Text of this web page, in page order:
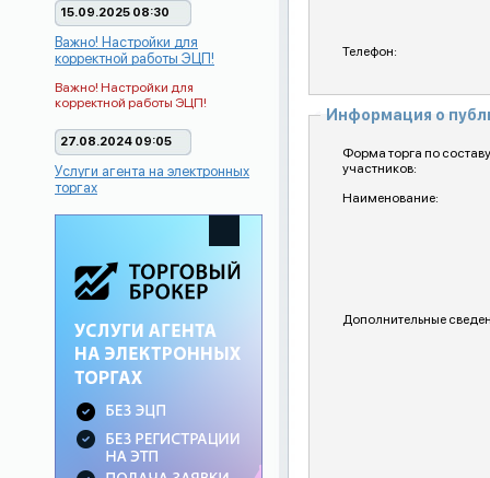
15.09.2025 08:30
Важно! Настройки для
корректной работы ЭЦП!
Важно! Настройки для
корректной работы ЭЦП!
27.08.2024 09:05
Услуги агента на электронных
торгах
Телефон:
Информация о
Форма торга по составу
участников:
Наименование:
Дополнительные